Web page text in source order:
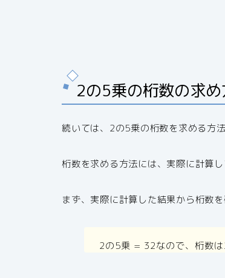
2の5乗の桁数の求
続いては、2の5乗の桁数を求める方
桁数を求める方法には、実際に計算
まず、実際に計算した結果から桁数を
2の5乗 = 32なので、桁数